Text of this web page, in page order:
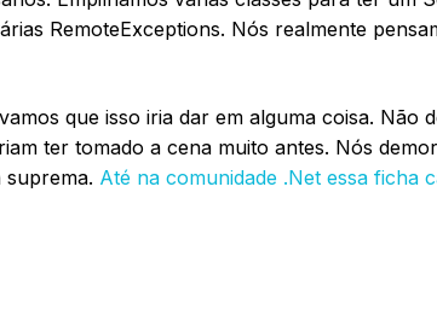
RemoteExceptions. Nós realmente
que isso iria dar em alguma coisa. Não
ter tomado a cena muito antes. Nós
Até na comunidade .Net essa ficha